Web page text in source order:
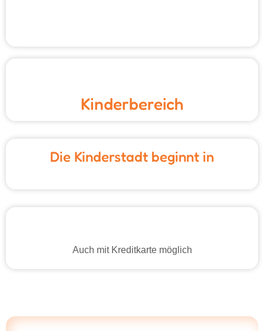
Kinderbereich
Die Kinderstadt beginnt in
Auch mit Kreditkarte möglich